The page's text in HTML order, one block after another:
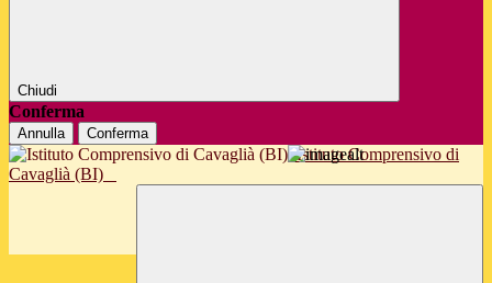
Chiudi
Conferma
Annulla Conferma
Istituto Comprensivo di
Cavaglià (BI)